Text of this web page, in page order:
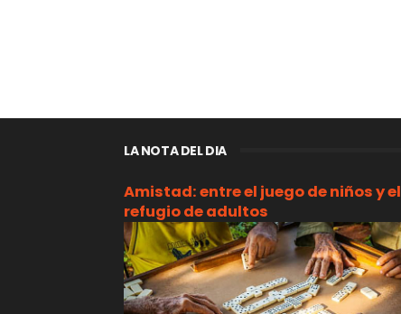
LA NOTA DEL DIA
Amistad: entre el juego de niños y el
refugio de adultos